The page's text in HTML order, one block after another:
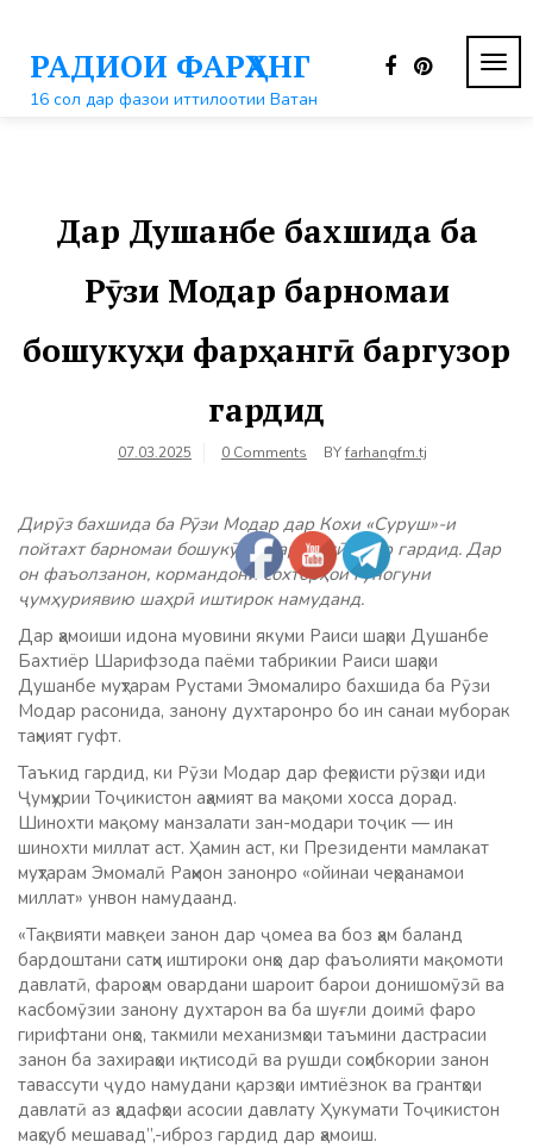
контентуРАДИОИ ФАРҲАНГ
16 сол дар фазои иттилоотии Ватан
Дар Душанбе бахшида ба
Рӯзи Модар барномаи
бошукуҳи фарҳангӣ баргузор
гардид
07.03.2025 0 Comments BYfarhangfm.tj
Дирӯз бахшида ба Рӯзи Модар дар Кохи «Суруш»-и
пойтахт барномаи бошукӯҳи фарҳангӣ доир гардид. Дар
он фаъолзанон, кормандони сохторҳои гуногуни
ҷумҳуриявию шаҳрӣ иштирок намуданд.
Дар ҳамоиши идона муовини якуми Раиси шаҳри Душанбе
Бахтиёр Шарифзода паёми табрикии Раиси шаҳри
Душанбе муҳтарам Рустами Эмомалиро бахшида ба Рӯзи
Модар расонида, занону духтаронро бо ин санаи муборак
таҳният гуфт.
Таъкид гардид, ки Рӯзи Модар дар феҳристи рӯзҳои иди
Ҷумҳурии Тоҷикистон аҳамият ва мақоми хосса дорад.
Шинохти мақому манзалати зан-модари тоҷик — ин
шинохти миллат аст. Ҳамин аст, ки Президенти мамлакат
муҳтарам Эмомалӣ Раҳмон занонро «ойинаи чеҳранамои
миллат» унвон намудаанд.
«Тақвияти мавқеи занон дар ҷомеа ва боз ҳам баланд
бардоштани сатҳи иштироки онҳо дар фаъолияти мақомоти
давлатӣ, фароҳам овардани шароит барои донишомӯзӣ ва
касбомӯзии занону духтарон ва ба шуғли доимӣ фаро
гирифтани онҳо, такмили механизмҳои таъмини дастрасии
занон ба захираҳои иқтисодӣ ва рушди соҳибкории занон
тавассути ҷудо намудани қарзҳои имтиёзнок ва грантҳои
давлатӣ аз ҳадафҳои асосии давлату Ҳукумати Тоҷикистон
маҳсуб мешавад”,-иброз гардид дар ҳамоиш.